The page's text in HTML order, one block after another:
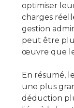
optimiser
charges
gestion
peut être
œuvre que
En résumé,
une plus
déduction